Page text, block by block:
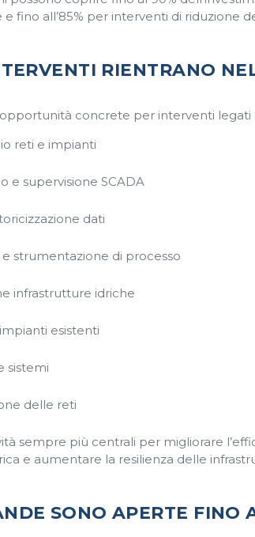
e fino all’85% per interventi di riduzione
RIENTRANO
concrete per interventi legati
reti e impianti
e supervisione SCADA
dati
e strumentazione di processo
infrastrutture idriche
esistenti
sistemi
delle reti
sempre più centrali per migliorare
e aumentare la resilienza delle
SONO APERTE FINO